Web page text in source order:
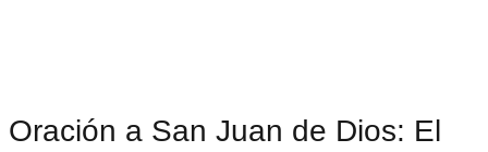
Oración a San Juan de Dios: El